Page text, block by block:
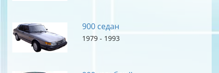
900 седан
1979 - 1993